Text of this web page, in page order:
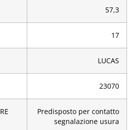
57,3
17
LUCAS
23070
Predisposto per contatto
segnalazione usura